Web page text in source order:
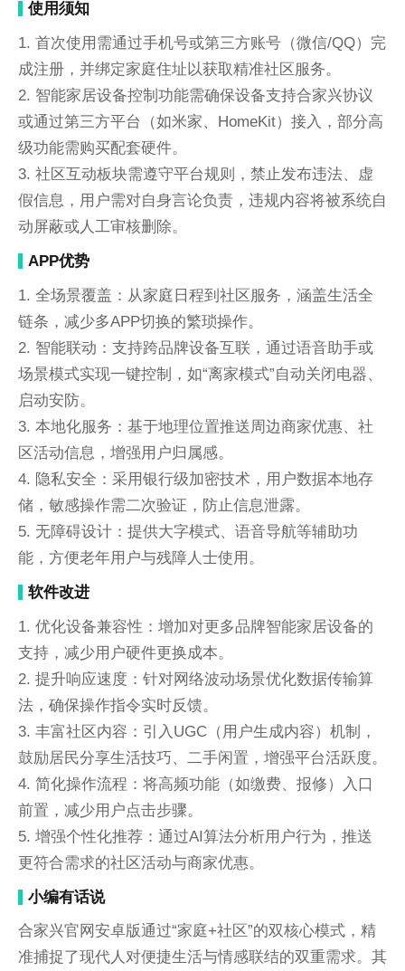
使用须知
1. 首次使用需通过手机号或第三方账号（微信/QQ）完
成注册，并绑定家庭住址以获取精准社区服务。
2. 智能家居设备控制功能需确保设备支持合家兴协议
或通过第三方平台（如米家、HomeKit）接入，部分高
级功能需购买配套硬件。
3. 社区互动板块需遵守平台规则，禁止发布违法、虚
假信息，用户需对自身言论负责，违规内容将被系统自
动屏蔽或人工审核删除。
APP优势
1. 全场景覆盖：从家庭日程到社区服务，涵盖生活全
链条，减少多APP切换的繁琐操作。
2. 智能联动：支持跨品牌设备互联，通过语音助手或
场景模式实现一键控制，如“离家模式”自动关闭电器、
启动安防。
3. 本地化服务：基于地理位置推送周边商家优惠、社
区活动信息，增强用户归属感。
4. 隐私安全：采用银行级加密技术，用户数据本地存
储，敏感操作需二次验证，防止信息泄露。
5. 无障碍设计：提供大字模式、语音导航等辅助功
能，方便老年用户与残障人士使用。
软件改进
1. 优化设备兼容性：增加对更多品牌智能家居设备的
支持，减少用户硬件更换成本。
2. 提升响应速度：针对网络波动场景优化数据传输算
法，确保操作指令实时反馈。
3. 丰富社区内容：引入UGC（用户生成内容）机制，
鼓励居民分享生活技巧、二手闲置，增强平台活跃度。
4. 简化操作流程：将高频功能（如缴费、报修）入口
前置，减少用户点击步骤。
5. 增强个性化推荐：通过AI算法分析用户行为，推送
更符合需求的社区活动与商家优惠。
小编有话说
合家兴官网安卓版通过“家庭+社区”的双核心模式，精
准捕捉了现代人对便捷生活与情感联结的双重需求。其